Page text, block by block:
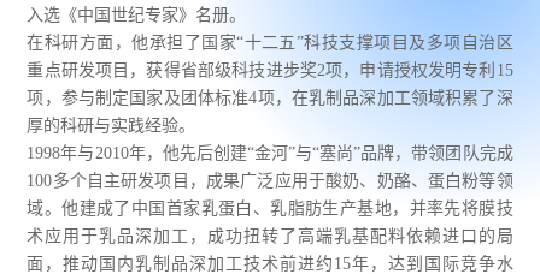
入选《中国世纪专家》名册。
在科研方面，他承担了国家“十二五”科技支撑项目及多项自治区
重点研发项目，获得省部级科技进步奖2项，申请授权发明专利15
项，参与制定国家及团体标准4项，在乳制品深加工领域积累了深
厚的科研与实践经验。
1998年与2010年，他先后创建“金河”与“塞尚”品牌，带领团队完成
100多个自主研发项目，成果广泛应用于酸奶、奶酪、蛋白粉等领
域。他建成了中国首家乳蛋白、乳脂肪生产基地，并率先将膜技
术应用于乳品深加工，成功扭转了高端乳基配料依赖进口的局
面，推动国内乳制品深加工技术前进约15年，达到国际竞争水